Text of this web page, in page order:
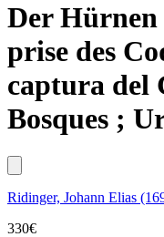
Der
prise des
captura del
Bosques ;
Ridinger, Johann Elias
330€